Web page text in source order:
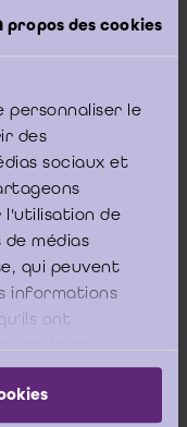
propos des cookies
personnaliser le
des
sociaux et
l'utilisation de
médias
qui peuvent
informations
ont
-normen betreffende